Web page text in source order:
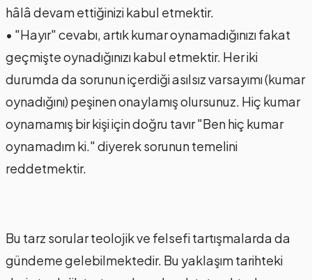
hâlâ devam ettiğinizi kabul etmektir.
• "Hayır" cevabı, artık kumar oynamadığınızı fakat
geçmişte oynadığınızı kabul etmektir. Her iki
durumda da sorunun içerdiği asılsız varsayımı (kumar
oynadığını) peşinen onaylamış olursunuz. Hiç kumar
oynamamış bir kişi için doğru tavır "Ben hiç kumar
oynamadım ki." diyerek sorunun temelini
reddetmektir.
Bu tarz sorular teolojik ve felsefi tartışmalarda da
gündeme gelebilmektedir. Bu yaklaşım tarihteki